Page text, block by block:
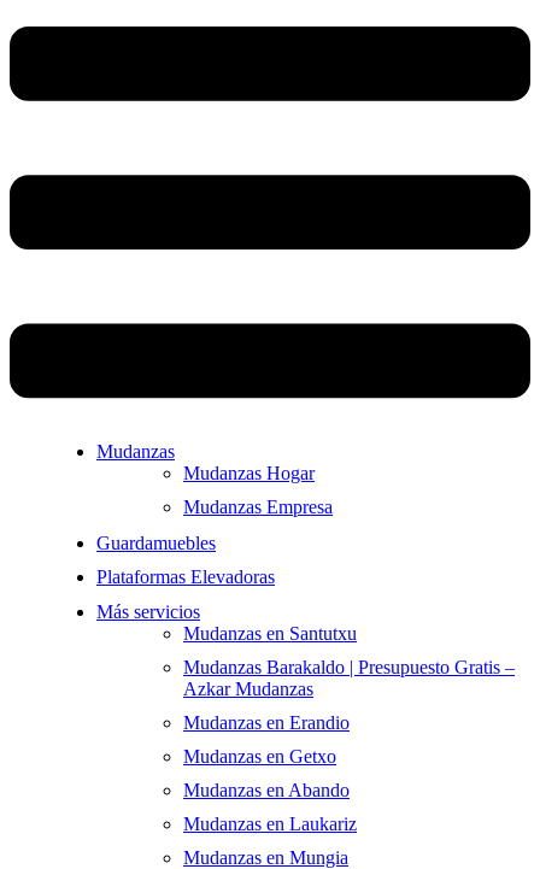
Mudanzas
Mudanzas Hogar
Mudanzas Empresa
Guardamuebles
Plataformas Elevadoras
Más servicios
Mudanzas en Santutxu
Mudanzas Barakaldo | Presupuesto Gratis –
Azkar Mudanzas
Mudanzas en Erandio
Mudanzas en Getxo
Mudanzas en Abando
Mudanzas en Laukariz
Mudanzas en Mungia